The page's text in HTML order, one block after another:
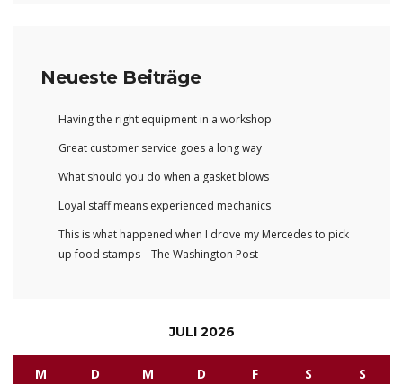
Neueste Beiträge
Having the right equipment in a workshop
Great customer service goes a long way
What should you do when a gasket blows
Loyal staff means experienced mechanics
This is what happened when I drove my Mercedes to pick
up food stamps – The Washington Post
JULI 2026
M D M D F S S